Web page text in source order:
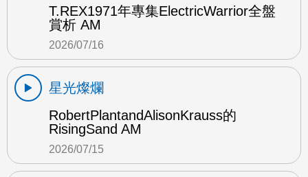
T.REX1971年專集ElectricWarrior全盤
賞析 AM
2026/07/16
星光燦爛
RobertPlantandAlisonKrauss的
RisingSand AM
2026/07/15